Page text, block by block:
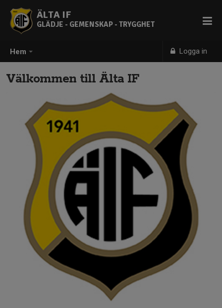
Hem Logga in
ÄLTA IF
GLÄDJE - GEMENSKAP - TRYGGHET
Välkommen till Älta IF